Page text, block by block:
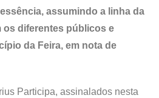
assumindo a linha da
diferentes públicos e
da Feira, em nota de
Participa, assinalados nesta